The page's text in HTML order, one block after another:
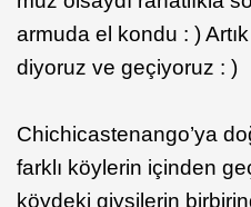
armuda el kondu : )
diyoruz ve geçiyoruz : )
Chichicastenango’ya
farklı köylerin içinden
köydeki giysilerin